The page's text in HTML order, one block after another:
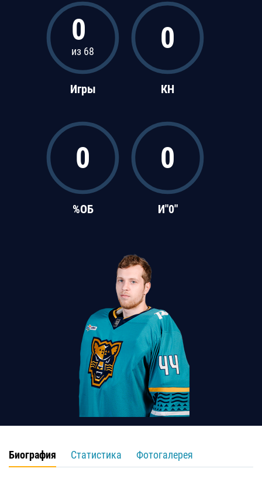
0
из 68
Игры
0
КН
0
%ОБ
0
И"0"
Биография Статистика Фотогалерея